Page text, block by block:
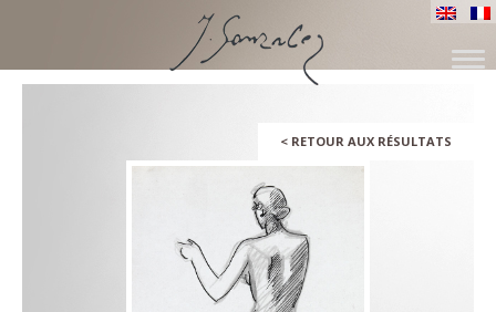
ALLER
< RETOUR AUX RÉSULTATS